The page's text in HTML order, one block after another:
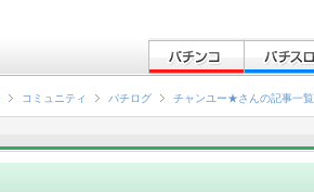
コミュニティ パチログ チャンユー★さんの記事一覧